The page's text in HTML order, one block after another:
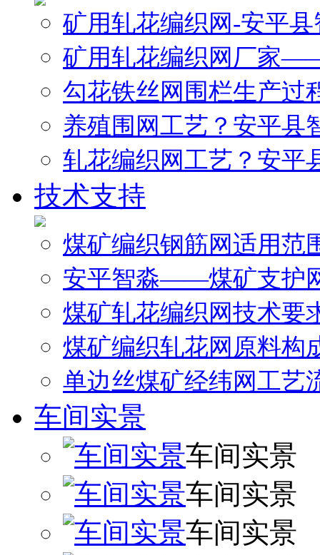
矿用轧花编织网-安平
矿用轧花编织网厂家
勾花铁丝网围栏生产过
养殖围网工艺？安平县
轧花编织网工艺？安平
技术支持
煤矿编织钢筋网适用范
安平智淼——煤矿支护
煤矿轧花编织网技术要
煤矿编织轧花网原料构
单边丝煤矿经纬网工艺
车间实景
车间实景
车间实景
车间实景